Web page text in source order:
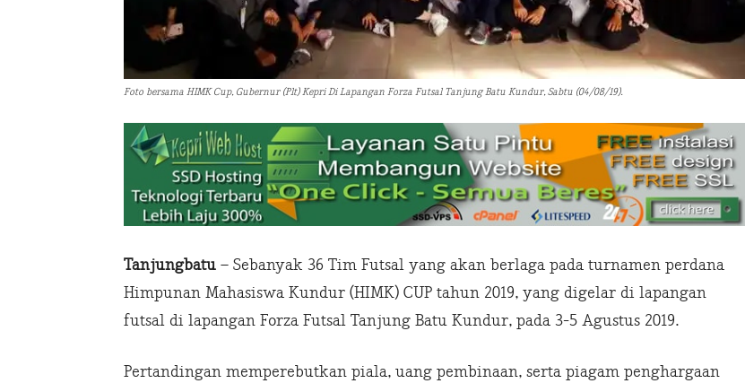
Foto bersama HIMK Cup, Gubernur (Plt) Kepri Di Lapangan Forza Futsal Tanjung Batu Kundur, Sabtu (04/08/19).
Tanjungbatu – Sebanyak 36 Tim Futsal yang akan berlaga pada turnamen perdana
Himpunan Mahasiswa Kundur (HIMK) CUP tahun 2019, yang digelar di lapangan
futsal di lapangan Forza Futsal Tanjung Batu Kundur, pada 3-5 Agustus 2019.
Pertandingan memperebutkan piala, uang pembinaan, serta piagam penghargaan